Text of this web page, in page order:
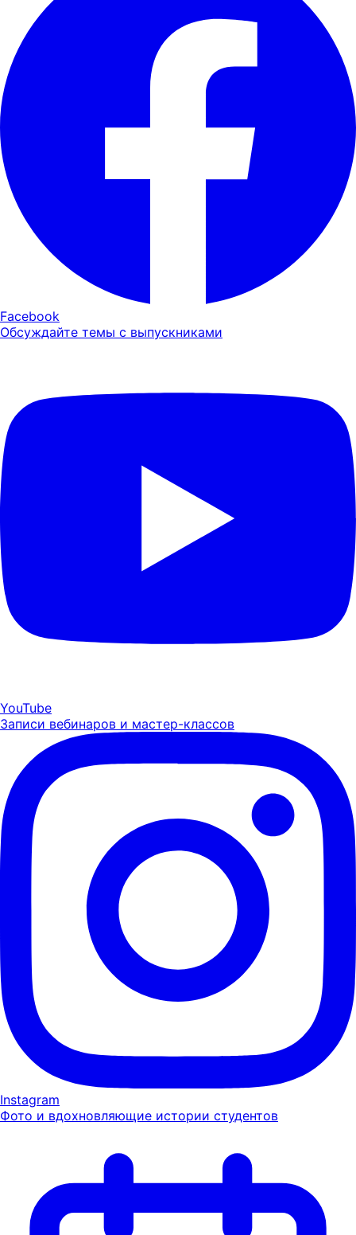
Facebook
Обсуждайте темы с выпускниками
YouTube
Записи вебинаров и мастер-классов
Instagram
Фото и вдохновляющие истории студентов